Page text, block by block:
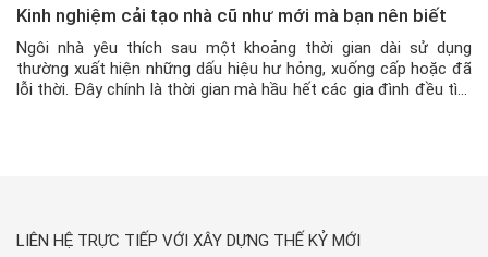
Kinh nghiệm cải tạo nhà cũ như mới mà bạn nên biết
Ngôi nhà yêu thích sau một khoảng thời gian dài sử dụng
thường xuất hiện những dấu hiệu hư hỏng, xuống cấp hoặc đã
lỗi thời. Đây chính là thời gian mà hầu hết các gia đình đều tìm
LIÊN HỆ TRỰC TIẾP VỚI XÂY DỰNG THẾ KỶ MỚI